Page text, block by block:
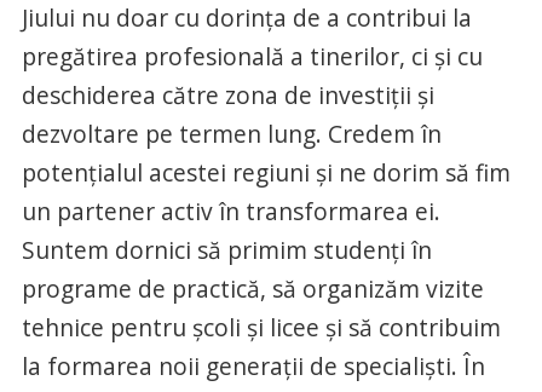
Jiului nu doar cu dorința de a contribui la
pregătirea profesională a tinerilor, ci și cu
deschiderea către zona de investiții și
dezvoltare pe termen lung. Credem în
potențialul acestei regiuni și ne dorim să fim
un partener activ în transformarea ei.
Suntem dornici să primim studenți în
programe de practică, să organizăm vizite
tehnice pentru școli și licee și să contribuim
la formarea noii generații de specialiști. În